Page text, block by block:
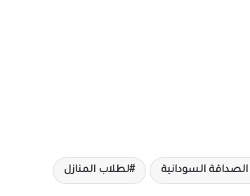
السودانية لطلاب المنازل